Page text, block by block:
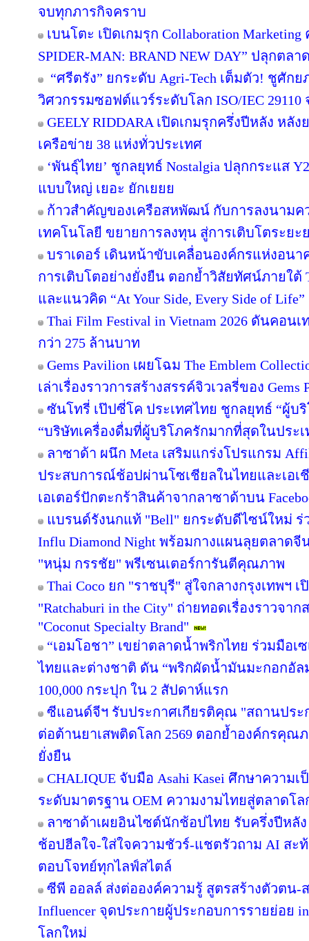
จบทุกภารกิจคราบ
เบนโตะ เปิดเกมรุก Collaboration
SPIDER-MAN: BRAND NEW DAY” ปลุกต
“ศรีตรัง” ยกระดับ Agri-Tech เต็มตัว! ชูศัก
วิศวกรรมซอฟต์แวร์ระดับโลก ISO/IEC 29110
GEELY RIDDARA เปิดเกมรุกครึ่งปีหลัง หลั
เครือข่าย 38 แห่งทั่วประเทศ
‘พันธุ์ไทย’ ชูกลยุทธ์ Nostalgia ปลุกกระแส
แบบใหญ่ เยอะ ยักเยยย
ก้าวสำคัญของเครือสหพัฒน์ กับการลงนามค
เทคโนโลยี ขยายการลงทุน สู่การเติบโตระยะ
บราเดอร์ เดินหน้าขับเคลื่อนองค์กรแห่งอน
การเติบโตอย่างยั่งยืน ตอกย้ำวิสัยทัศน์ภายใต้
และแนวคิด “At Your Side, Every Side of Life”
Thai Film Festival in Vietnam 2026 ดันคอน
กว่า 275 ล้านบาท
Gems Pavilion เผยโฉม The Emblem
เล่าเรื่องราวการสร้างสรรค์จิวเวลรี่ของ
ซันโทรี่ เป๊ปซี่โค ประเทศไทย ชูกลยุทธ์ “ผู้บ
“บริษัทเครื่องดื่มที่ผู้บริโภครักมากที่สุดในประเ
ลาซาด้า ผนึก Meta เสริมแกร่งโปรแกรม
ประสบการณ์ช้อปผ่านโซเชียลในไทยและเอเ
เอเตอร์ปักตะกร้าสินค้าจากลาซาด้าบน
แบรนด์รังนกแท้ "Bell" ยกระดับดีไซน์ใหม่ ร่
Influ Diamond Night พร้อมกางแผนลุยตลาด
"หนุ่ม กรรชัย" พรีเซนเตอร์การันตีคุณภาพ
Thai Coco ยก "ราชบุรี" สู่ใจกลางกรุงเทพฯ เ
"Ratchaburi in the City" ถ่ายทอดเรื่องราวจ
"Coconut Specialty Brand"
“เอมโอชา” เขย่าตลาดน้ำพริกไทย ร่วมมือ
ไทยและต่างชาติ ดัน “พริกผัดน้ำมันมะกอกอั
100,000 กระปุก ใน 2 สัปดาห์แรก
ซีแอนด์จีฯ รับประกาศเกียรติคุณ "สถานปร
ต่อต้านยาเสพติดโลก 2569 ตอกย้ำองค์กรคุณ
ยั่งยืน
CHALIQUE จับมือ Asahi Kasei ศึกษาควา
ระดับมาตรฐาน OEM ความงามไทยสู่ตลาดโล
ลาซาด้าเผยอินไซต์นักช้อปไทย รับครึ่งปีหลัง
ช้อปฮีลใจ-ใส่ใจความชัวร์-แชตรัวถาม AI ส
ตอบโจทย์ทุกไลฟ์สไตล์
ซีพี ออลล์ ส่งต่อองค์ความรู้ สูตรสร้างตัวตน-
Influencer จุดประกายผู้ประกอบการรายย่อย
โลกใหม่